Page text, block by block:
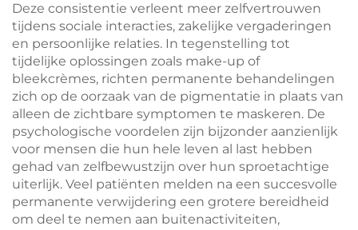
Deze consistentie verleent meer zelfvertrouwen
tijdens sociale interacties, zakelijke vergaderingen
en persoonlijke relaties. In tegenstelling tot
tijdelijke oplossingen zoals make-up of
bleekcrèmes, richten permanente behandelingen
zich op de oorzaak van de pigmentatie in plaats van
alleen de zichtbare symptomen te maskeren. De
psychologische voordelen zijn bijzonder aanzienlijk
voor mensen die hun hele leven al last hebben
gehad van zelfbewustzijn over hun sproetachtige
uiterlijk. Veel patiënten melden na een succesvolle
permanente verwijdering een grotere bereidheid
om deel te nemen aan buitenactiviteiten,